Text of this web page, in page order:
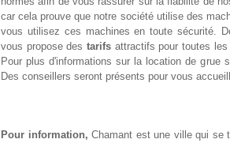
car cela prouve que notre société utilise des
vous utilisez ces machines en toute sécurité.
vous propose des tarifsattractifs pour toutes les
Pour plus d'informations sur la location de grue
Des conseillers seront présents pour vous
Pour information, Chamant est une ville qui se